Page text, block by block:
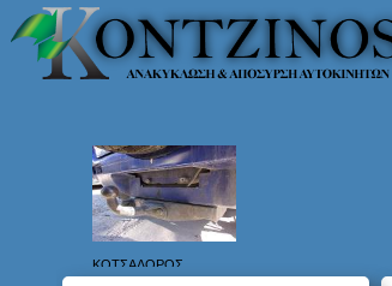
ΚΟΤΣΑΔΟΡΟΣ
ALFA ROMEO
ASIAN MOTORS
AUDI
AUTOBIANCHI
BMW
CHRYSLER
CITROEN